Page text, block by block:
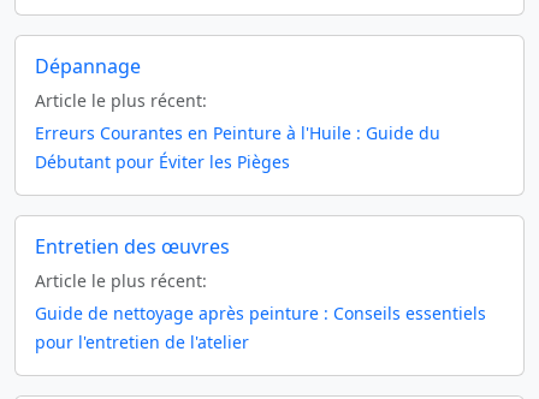
Dépannage
Article le plus récent:
Erreurs Courantes en Peinture à l'Huile : Guide du
Débutant pour Éviter les Pièges
Entretien des œuvres
Article le plus récent:
Guide de nettoyage après peinture : Conseils essentiels
pour l'entretien de l'atelier